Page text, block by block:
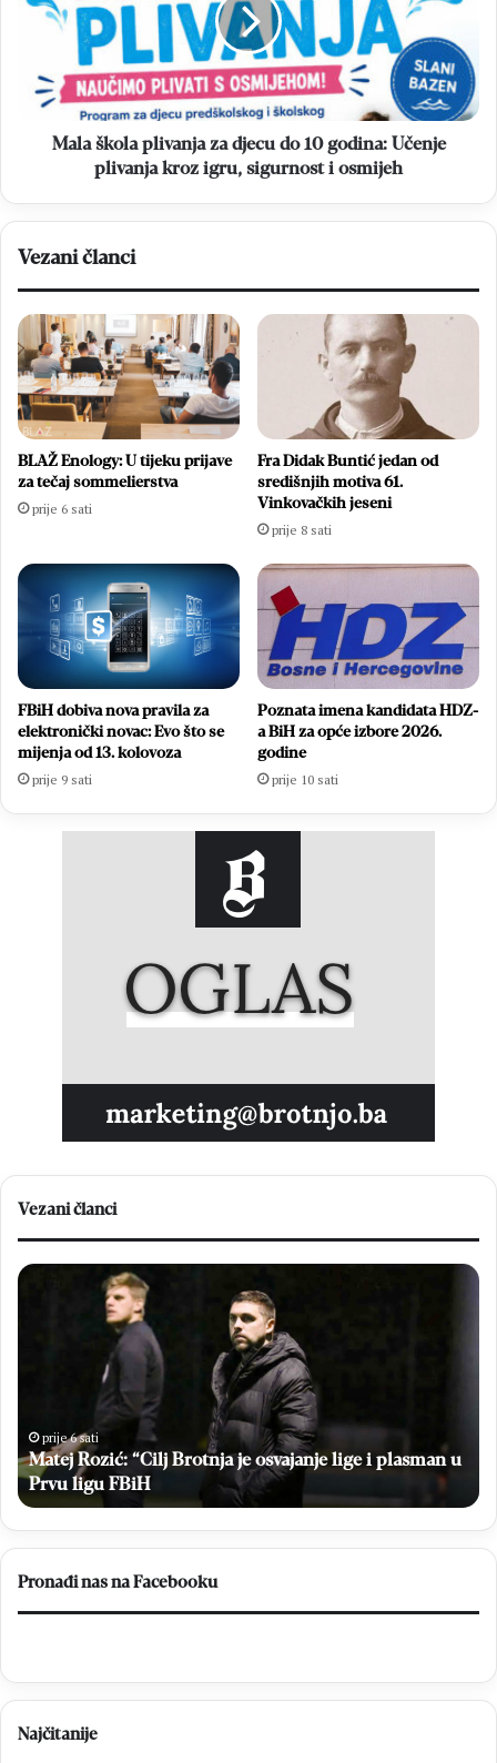
djecu
godina:
plivanja
osmijeh
Mala škola plivanja za djecu do 10 godina: Učenje
plivanja kroz igru, sigurnost i osmijeh
Vezani članci
BLAŽ Enology: U tijeku prijave
za tečaj sommelierstva
prije 6 sati
Fra Didak Buntić jedan od
središnjih motiva 61.
Vinkovačkih jeseni
prije 8 sati
FBiH dobiva nova pravila za
elektronički novac: Evo što se
mijenja od 13. kolovoza
prije 9 sati
Poznata imena kandidata HDZ-
a BiH za opće izbore 2026.
godine
prije 10 sati
Vezani članci
Matej
plasman
u
Prvu
ligu
FBiH
prije 6 sati
Matej Rozić: “Cilj Brotnja je osvajanje lige i plasman u
Prvu ligu FBiH
Pronađi nas na Facebooku
Najčitanije